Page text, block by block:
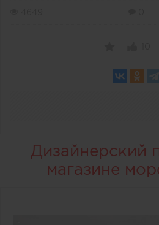
Дизайнерский
магазине